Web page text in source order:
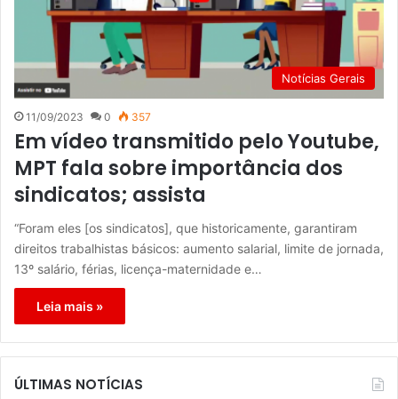
Notícias Gerais
11/09/2023 0 357
Em vídeo transmitido pelo Youtube,
MPT fala sobre importância dos
sindicatos; assista
“Foram eles [os sindicatos], que historicamente, garantiram
direitos trabalhistas básicos: aumento salarial, limite de jornada,
13º salário, férias, licença-maternidade e…
Leia mais »
ÚLTIMAS NOTÍCIAS